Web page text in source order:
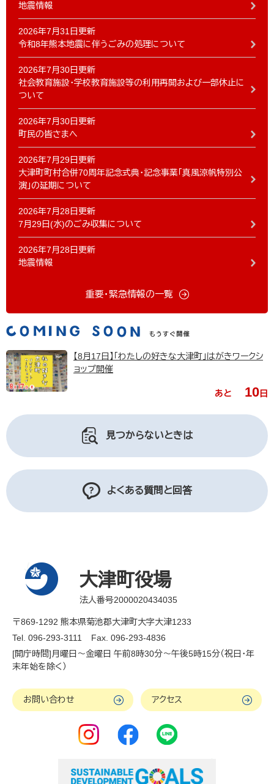
地震情報
2026年7月31日更新
令和8年熊本地震に伴うごみの処理について
2026年7月30日更新
社会教育施設・学校教育施設等の利用再開および一部休止に
ついて
2026年7月30日更新
町民の皆さまへ
2026年7月29日更新
大津町町村合併70周年記念式典・記念事業「真風涼帆特別公
演」の延期について
2026年7月28日更新
7月29日(水)のごみ収集について
2026年7月28日更新
地震情報
重要・緊急情報の一覧
【8月17日】「わたしの好きな大津町」はがきワークシ
ョップ開催
あと 10日
見つからないときは
よくある質問と回答
大津町役場
法人番号2000020434035
〒869-1292 熊本県菊池郡大津町大字大津1233
Tel. 096-293-3111
Fax. 096-293-4836
[開庁時間]月曜日～金曜日 午前8時30分～午後5時15分（祝日・年
末年始を除く）
お問い合わせ アクセス